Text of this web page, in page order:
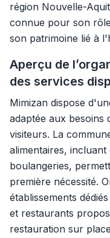
région Nouvelle-
connue pour son
son patrimoine lié à
Aperçu de
des services
Mimizan dispose
adaptée aux besoins
visiteurs. La
alimentaires, incluant
boulangeries,
première nécessité.
établissements
et restaurants
restauration sur